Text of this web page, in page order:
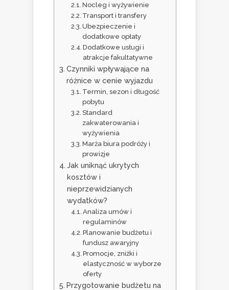
Nocleg i wyżywienie
Transport i transfery
Ubezpieczenie i
dodatkowe opłaty
Dodatkowe usługi i
atrakcje fakultatywne
Czynniki wpływające na
różnice w cenie wyjazdu
Termin, sezon i długość
pobytu
Standard
zakwaterowania i
wyżywienia
Marża biura podróży i
prowizje
Jak uniknąć ukrytych
kosztów i
nieprzewidzianych
wydatków?
Analiza umów i
regulaminów
Planowanie budżetu i
fundusz awaryjny
Promocje, zniżki i
elastyczność w wyborze
oferty
Przygotowanie budżetu na